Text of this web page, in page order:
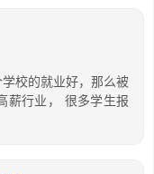
校的就业好，那么被
薪行业， 很多学生报